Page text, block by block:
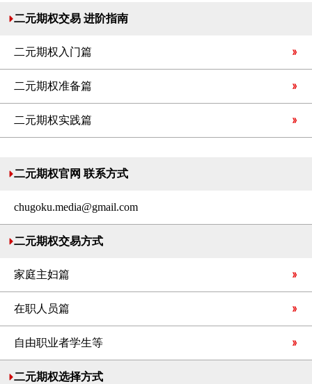
二元期权交易 进阶指南
二元期权入门篇
二元期权准备篇
二元期权实践篇
二元期权官网 联系方式
chugoku.media@gmail.com
二元期权交易方式
家庭主妇篇
在职人员篇
自由职业者学生等
二元期权选择方式